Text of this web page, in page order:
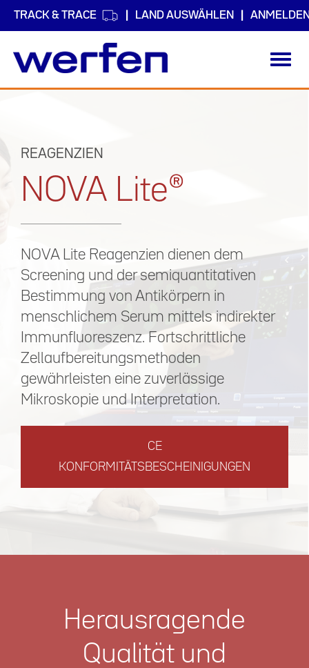
TRACK & TRACE LAND AUSWÄHLEN
REAGENZIEN
NOVA Lite®
NOVA Lite Reagenzien dienen dem
Screening und der semiquantitativen
Bestimmung von Antikörpern in
menschlichem Serum mittels indirekter
Immunfluoreszenz. Fortschrittliche
Zellaufbereitungsmethoden
gewährleisten eine zuverlässige
Mikroskopie und Interpretation.
CE
KONFORMITÄTSBESCHEINIGUNGEN
Herausragende
Qualität und